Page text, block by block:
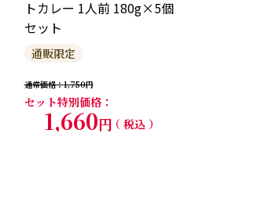
トカレー 1人前 180g×5個
セット
通販限定
通常価格 1,750
セット特別価格
1,660 税込